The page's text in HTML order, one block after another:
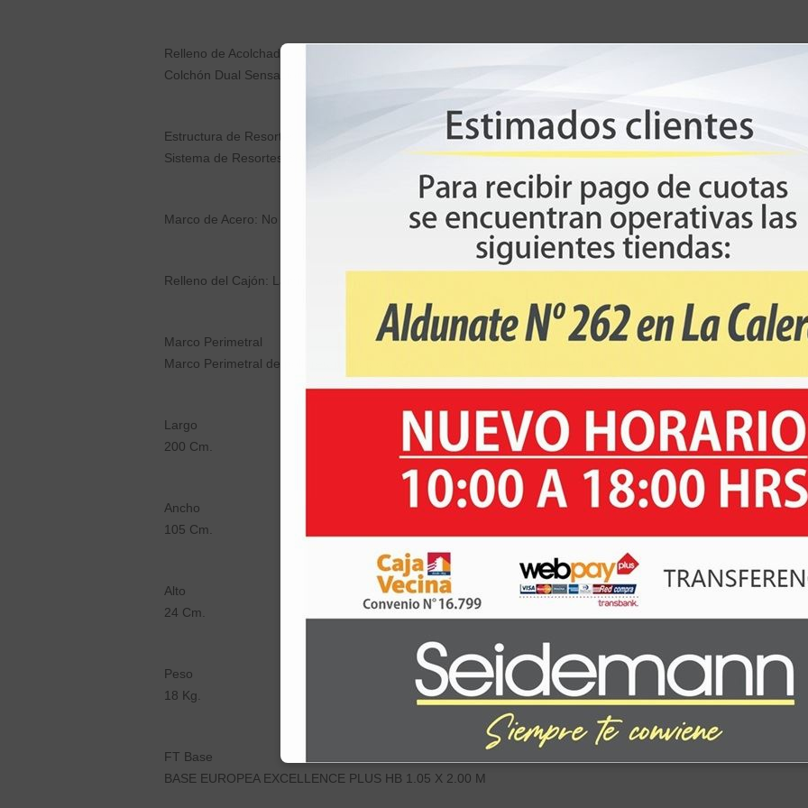
Relleno de Acolchado
Colchón Dual Sensación con relleno diferenciados por cada lado de uso
Estructura de Resortes
Sistema de Resortes Bonnell, ofrece firmeza y durabilidad.
Marco de Acero: No
Relleno del Cajón: Lámina de poliuretano rigida
Marco Perimetral
Marco Perimetral de poliuretano rigido que otorga mayor resistencia y estabilidad.
Largo
200 Cm.
Ancho
105 Cm.
Alto
24 Cm.
Peso
18 Kg.
FT Base
BASE EUROPEA EXCELLENCE PLUS HB 1.05 X 2.00 M